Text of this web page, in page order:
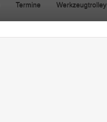
Termine Werkzeugtrolley